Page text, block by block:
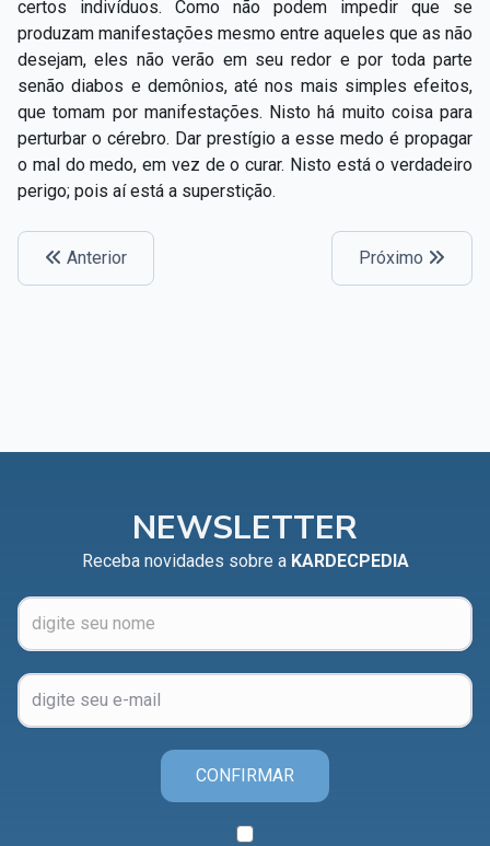
certos indivíduos. Como não podem impedir que se
produzam manifestações mesmo entre aqueles que as não
desejam, eles não verão em seu redor e por toda parte
senão diabos e demônios, até nos mais simples efeitos,
que tomam por manifestações. Nisto há muito coisa para
perturbar o cérebro. Dar prestígio a esse medo é propagar
o mal do medo, em vez de o curar. Nisto está o verdadeiro
perigo; pois aí está a superstição.
Anterior Próximo
NEWSLETTER
Receba novidades sobre a KARDECPEDIA
CONFIRMAR